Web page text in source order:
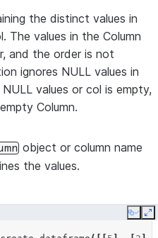
the distinct values in
The values in the Column
and the order is not
ignores NULL values in
values or col is empty,
Column.
object or column name
the values.
Copy